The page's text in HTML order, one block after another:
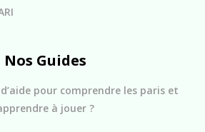
Nos Guides
pour comprendre les paris et
à jouer ?